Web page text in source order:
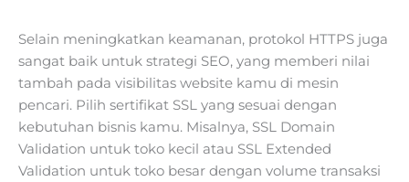
Selain meningkatkan keamanan, protokol HTTPS juga
sangat baik untuk strategi SEO, yang memberi nilai
tambah pada visibilitas website kamu di mesin
pencari. Pilih sertifikat SSL yang sesuai dengan
kebutuhan bisnis kamu. Misalnya, SSL Domain
Validation untuk toko kecil atau SSL Extended
Validation untuk toko besar dengan volume transaksi